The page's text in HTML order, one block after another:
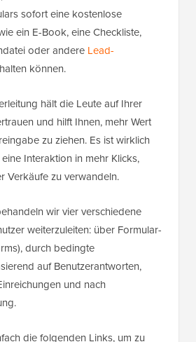
sofort eine kostenlose
ein E-Book, eine Checkliste,
oder andere Lead-
können.
hält die Leute auf Ihrer
und hilft Ihnen, mehr Wert
zu ziehen. Es ist wirklich
Interaktion in mehr Klicks,
Verkäufe zu verwandeln.
wir vier verschiedene
weiterzuleiten: über Formular-
durch bedingte
auf Benutzerantworten,
und nach
die folgenden Links, um zu